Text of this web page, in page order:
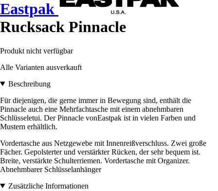
Eastpak
Rucksack Pinnacle
Produkt nicht verfügbar
Alle Varianten ausverkauft
Beschreibung
Für diejenigen, die gerne immer in Bewegung sind, enthält die
Pinnacle auch eine Mehrfachtasche mit einem abnehmbaren
Schlüsseletui. Der Pinnacle vonEastpak ist in vielen Farben und
Mustern erhältlich.
Vordertasche aus Netzgewebe mit Innenreißverschluss. Zwei große
Fächer. Gepolsterter und verstärkter Rücken, der sehr bequem ist.
Breite, verstärkte Schulterriemen. Vordertasche mit Organizer.
Abnehmbarer Schlüsselanhänger
Zusätzliche Informationen